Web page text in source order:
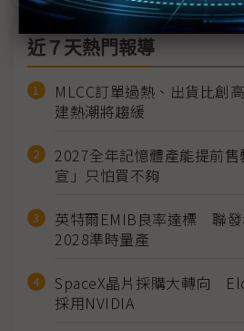
近７天熱門報導
MLCC訂單過熱、出貨比
建熱潮將趨緩
2027全年記憶體產能提前
宣」只怕買不夠
英特爾EMIB良率達標 聯發
2028準時量產
SpaceX晶片採購大轉向
採用NVIDIA